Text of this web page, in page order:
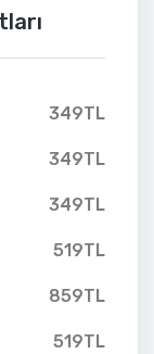
349TL
349TL
349TL
519TL
859TL
519TL